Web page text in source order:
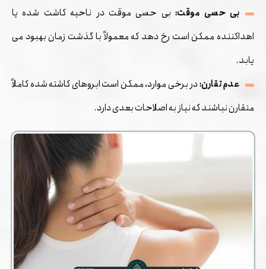
بی ‌حسی موقت:بی ‌حسی موقت در ناحیه کاشت شده یا
اهداکننده ممکن است رخ دهد که معمولاً با گذشت زمان بهبود می
‌یابد.
عدم تقارن:در برخی موارد، ممکن است ابروهای کاشته شده کاملاً
متقارن نباشند که نیاز به اصلاحات بعدی دارد.